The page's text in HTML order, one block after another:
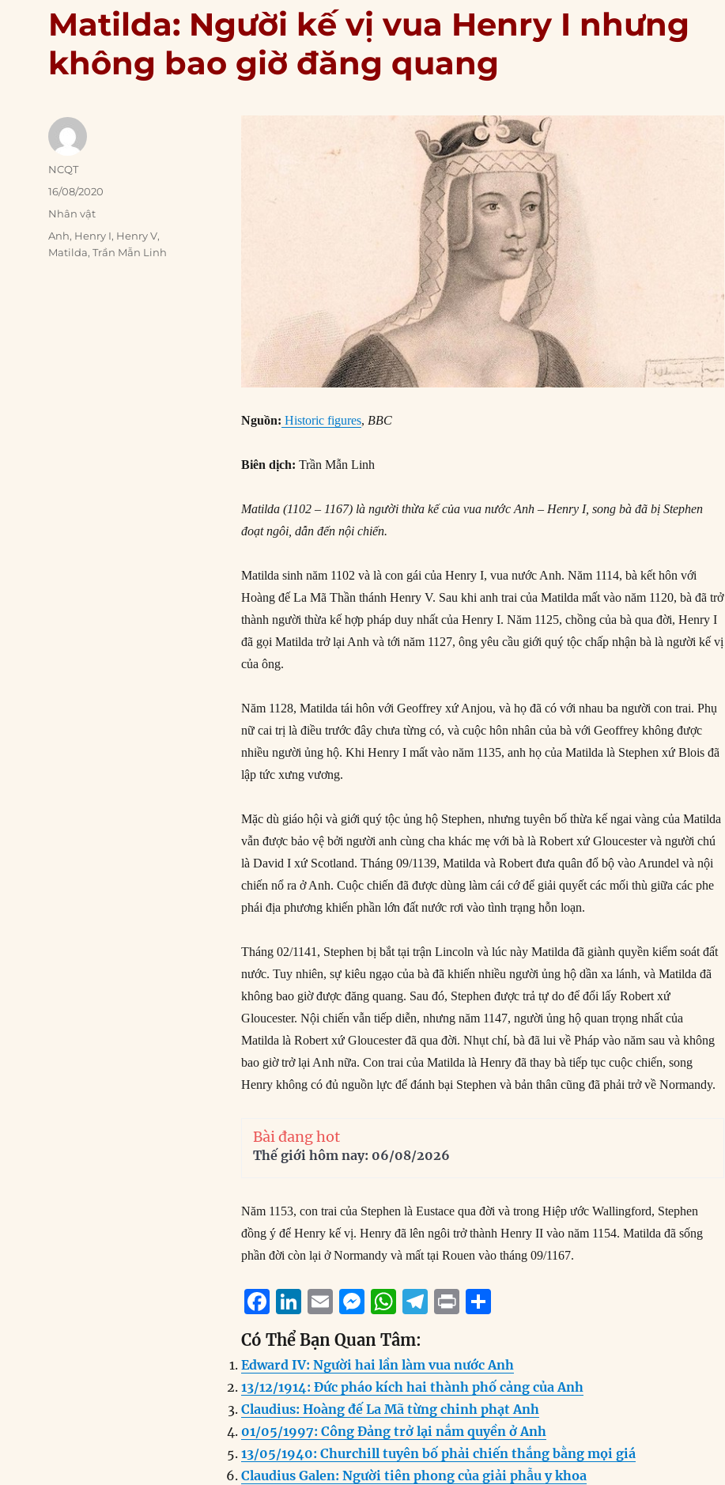
Matilda: Người kế vị vua Henry I nhưng
không bao giờ đăng quang
Nguồn: Historic figures, BBC
Biên dịch: Trần Mẫn Linh
Matilda (1102 – 1167) là người thừa kế của vua nước Anh – Henry I, song bà đã bị Stephen
đoạt ngôi, dẫn đến nội chiến.
Matilda sinh năm 1102 và là con gái của Henry I, vua nước Anh. Năm 1114, bà kết hôn với
Hoàng đế La Mã Thần thánh Henry V. Sau khi anh trai của Matilda mất vào năm 1120, bà đã trở
thành người thừa kế hợp pháp duy nhất của Henry I. Năm 1125, chồng của bà qua đời, Henry I
đã gọi Matilda trở lại Anh và tới năm 1127, ông yêu cầu giới quý tộc chấp nhận bà là người kế vị
của ông.
Năm 1128, Matilda tái hôn với Geoffrey xứ Anjou, và họ đã có với nhau ba người con trai. Phụ
nữ cai trị là điều trước đây chưa từng có, và cuộc hôn nhân của bà với Geoffrey không được
nhiều người ủng hộ. Khi Henry I mất vào năm 1135, anh họ của Matilda là Stephen xứ Blois đã
lập tức xưng vương.
Mặc dù giáo hội và giới quý tộc ủng hộ Stephen, nhưng tuyên bố thừa kế ngai vàng của Matilda
vẫn được bảo vệ bởi người anh cùng cha khác mẹ với bà là Robert xứ Gloucester và người chú
là David I xứ Scotland. Tháng 09/1139, Matilda và Robert đưa quân đổ bộ vào Arundel và nội
chiến nổ ra ở Anh. Cuộc chiến đã được dùng làm cái cớ để giải quyết các mối thù giữa các phe
phái địa phương khiến phần lớn đất nước rơi vào tình trạng hỗn loạn.
Tháng 02/1141, Stephen bị bắt tại trận Lincoln và lúc này Matilda đã giành quyền kiểm soát đất
nước. Tuy nhiên, sự kiêu ngạo của bà đã khiến nhiều người ủng hộ dần xa lánh, và Matilda đã
không bao giờ được đăng quang. Sau đó, Stephen được trả tự do để đổi lấy Robert xứ
Gloucester. Nội chiến vẫn tiếp diễn, nhưng năm 1147, người ủng hộ quan trọng nhất của
Matilda là Robert xứ Gloucester đã qua đời. Nhụt chí, bà đã lui về Pháp vào năm sau và không
bao giờ trở lại Anh nữa. Con trai của Matilda là Henry đã thay bà tiếp tục cuộc chiến, song
Henry không có đủ nguồn lực để đánh bại Stephen và bản thân cũng đã phải trở về Normandy.
Bài đang hot
Thế giới hôm nay: 06/08/2026
Năm 1153, con trai của Stephen là Eustace qua đời và trong Hiệp ước Wallingford, Stephen
đồng ý để Henry kế vị. Henry đã lên ngôi trở thành Henry II vào năm 1154. Matilda đã sống
phần đời còn lại ở Normandy và mất tại Rouen vào tháng 09/1167.
F
a
c
e
b
o
o
Li
n
k
e
d
I
n
E
m
ai
l
M
ss
e
n
g
er
W
h
at
s
A
p
p
T
g
r
a
m
P
n
t
a
re
Có Thể Bạn Quan Tâm:
Edward IV: Người hai lần làm vua nước Anh
13/12/1914: Đức pháo kích hai thành phố cảng của Anh
Claudius: Hoàng đế La Mã từng chinh phạt Anh
01/05/1997: Công Đảng trở lại nắm quyền ở Anh
13/05/1940: Churchill tuyên bố phải chiến thắng bằng mọi giá
Claudius Galen: Người tiên phong của giải phẫu y khoa
Author
NCQT
Posted
on
16/08/2020
Categories
Nhân vật
Tags
Anh, Henry I, Henry V,
Matilda,Trần Mẫn Linh